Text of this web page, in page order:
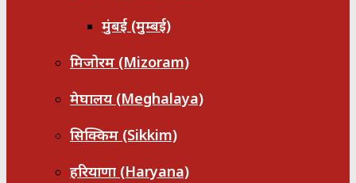
मुंबई (मुम्बई)
मिजोरम (Mizoram)
मेघालय (Meghalaya)
सिक्किम (Sikkim)
हरियाणा (Haryana)